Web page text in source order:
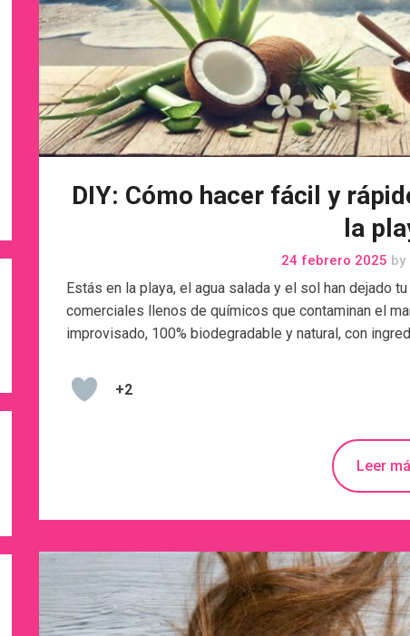
DIY: Cómo hacer fácil y
la
24 febrero 2025 by
Estás en la playa, el agua salada y el sol han dejado
comerciales llenos de químicos que contaminan el
improvisado, 100% biodegradable y natural, con
+2
Leer